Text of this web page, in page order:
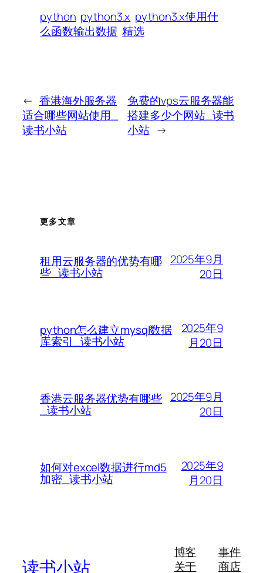
python python3.x python3.x使用什
么函数输出数据 精选
← 香港海外服务器
适合哪些网站使用_
读书小站
免费的vps云服务器能
搭建多少个网站_读书
小站 →
更多文章
租用云服务器的优势有哪
些_读书小站
2025年9月
20日
python怎么建立mysql数据
库索引_读书小站
2025年9
月20日
香港云服务器优势有哪些
_读书小站
2025年9月
20日
如何对excel数据进行md5
加密_读书小站
2025年9
月20日
读书小站
博客
关于
事件
商店